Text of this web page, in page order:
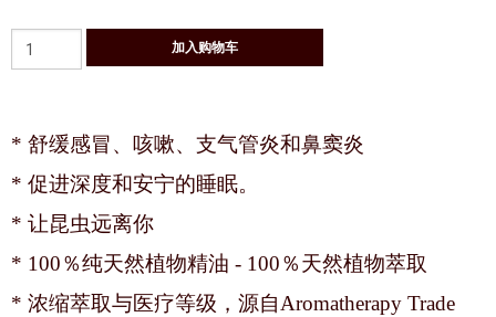
* 舒缓感冒、咳嗽、支气管炎和鼻窦炎
* 促进深度和安宁的睡眠。
* 让昆虫远离你
* 100％纯天然植物精油 - 100％天然植物萃取
* 浓缩萃取与医疗等级，源自Aromatherapy Trade